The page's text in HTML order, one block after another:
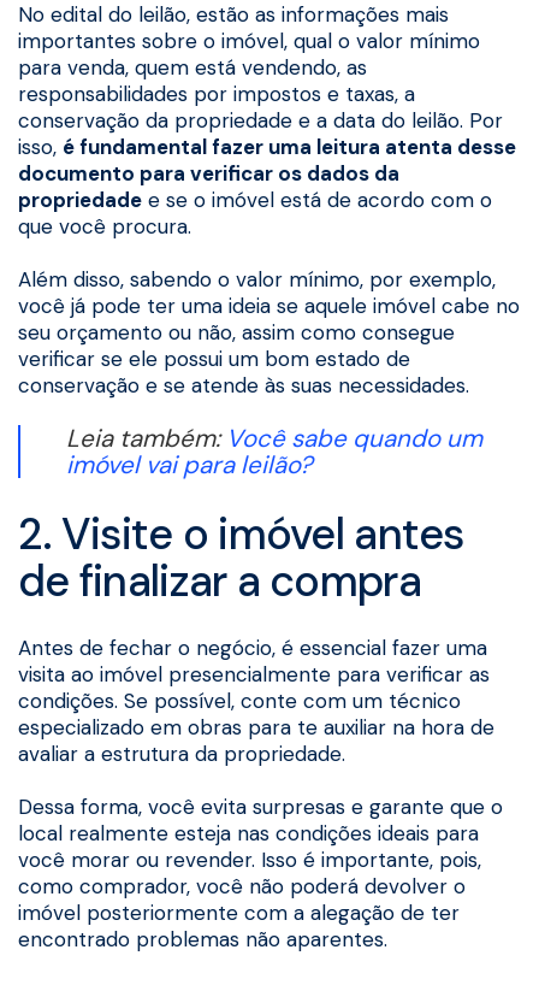
No edital do leilão, estão as informações mais
importantes sobre o imóvel, qual o valor mínimo
para venda, quem está vendendo, as
responsabilidades por impostos e taxas, a
conservação da propriedade e a data do leilão. Por
isso, é fundamental fazer uma leitura atenta desse
documento para verificar os dados da
propriedade e se o imóvel está de acordo com o
que você procura.
Além disso, sabendo o valor mínimo, por exemplo,
você já pode ter uma ideia se aquele imóvel cabe no
seu orçamento ou não, assim como consegue
verificar se ele possui um bom estado de
conservação e se atende às suas necessidades.
Leia também: Você sabe quando um
imóvel vai para leilão?
2. Visite o imóvel antes
de finalizar a compra
Antes de fechar o negócio, é essencial fazer uma
visita ao imóvel presencialmente para verificar as
condições. Se possível, conte com um técnico
especializado em obras para te auxiliar na hora de
avaliar a estrutura da propriedade.
Dessa forma, você evita surpresas e garante que o
local realmente esteja nas condições ideais para
você morar ou revender. Isso é importante, pois,
como comprador, você não poderá devolver o
imóvel posteriormente com a alegação de ter
encontrado problemas não aparentes.